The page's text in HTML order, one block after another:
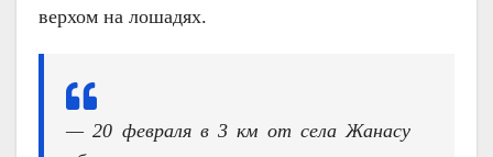
верхом на лошадях.
— 20 февраля в 3 км от села Жанасу